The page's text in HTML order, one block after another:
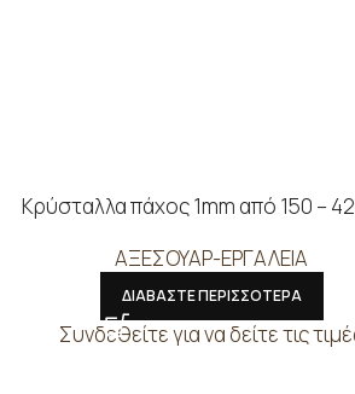
Κρύσταλλα πάχος 1mm από 150 –
ΑΞΕΣΟΥΑΡ-ΕΡΓΑΛΕΙΑ
ΔΙΑΒΑΣΤΕ ΠΕΡΙΣΣΟΤΕΡΑ
Συνδεθείτε για να δείτε τις